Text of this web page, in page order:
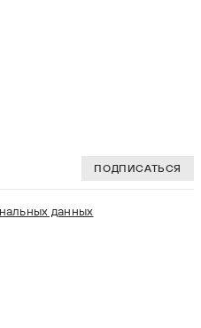
ПОДПИСАТЬСЯ
данных